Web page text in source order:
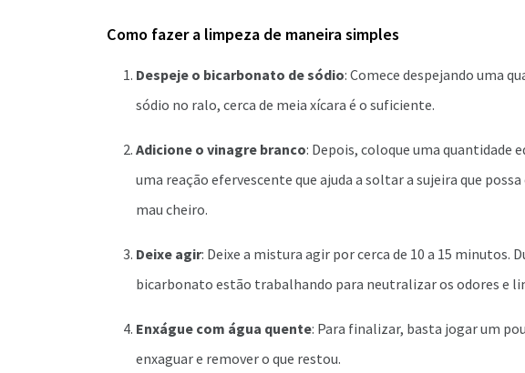
Como fazer a limpeza de maneira simples
Despeje o bicarbonato de sódio: Comece despejando uma
sódio no ralo, cerca de meia xícara é o suficiente.
Adicione o vinagre branco: Depois, coloque uma quantidade
uma reação efervescente que ajuda a soltar a sujeira que
mau cheiro.
Deixe agir: Deixe a mistura agir por cerca de 10 a 15 minutos.
bicarbonato estão trabalhando para neutralizar os odores e
Enxágue com água quente: Para finalizar, basta jogar um
enxaguar e remover o que restou.